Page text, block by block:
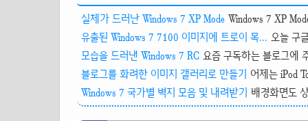
실체가 드러난 Windows 7 XP Mode Windows 7 XP
유출된 Windows 7 7100 이미지에 트로이 목... 오늘 구
모습을 드러낸 Windows 7 RC 요즘 구독하는 블로그에
블로그를 화려한 이미지 갤러리로 만들기 어제는 iPod
Windows 7 국가별 벽지 모음 및 내려받기 배경화면도